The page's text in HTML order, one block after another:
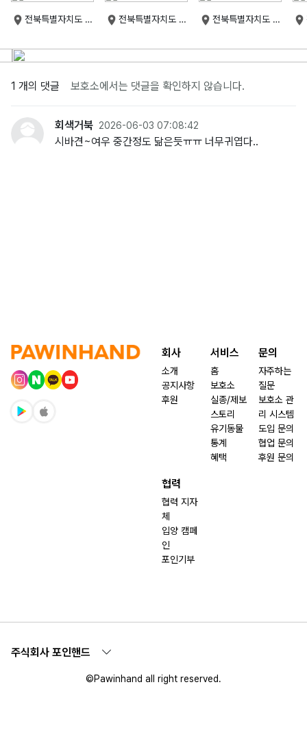
전북특별자치도 군
전북특별자치도 군
전북특별자치도 군
1 개의 댓글 보호소에서는 댓글을 확인하지 않습니다.
회색거북 2026-06-03 07:08:42
시바견~여우 중간정도 닮은듯ㅠㅠ 너무귀엽다..
회사
소개
공지사항
후원
서비스
홈
보호소
실종/제보
스토리
유기동물
통계
혜택
문의
자주하는
질문
보호소 관
리 시스템
도입 문의
협업 문의
후원 문의
협력
협력 지자
체
입양 캠페
인
포인기부
주식회사 포인핸드
©Pawinhand all right reserved.